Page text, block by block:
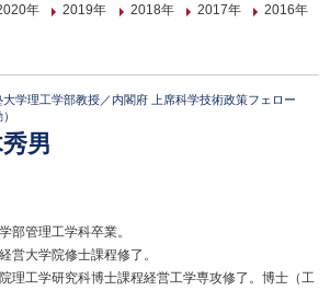
年 2019年 2018年 2017年 2016年
大学理工学部教授／内閣府 上席科学技術政策フェロー
男
部管理工学科卒業。
営大学院修士課程修了。
理工学研究科博士課程経営工学専攻修了。博士（工